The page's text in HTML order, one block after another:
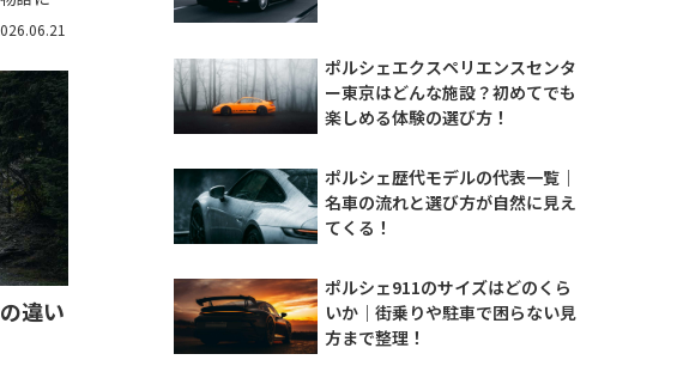
...
違い
ポルシェエクスペリエンスセンタ
ー東京はどんな施設？初めてでも
楽しめる体験の選び方！
ポルシェ歴代モデルの代表一覧｜
名車の流れと選び方が自然に見え
てくる！
ポルシェ911のサイズはどのくら
いか｜街乗りや駐車で困らない見
方まで整理！